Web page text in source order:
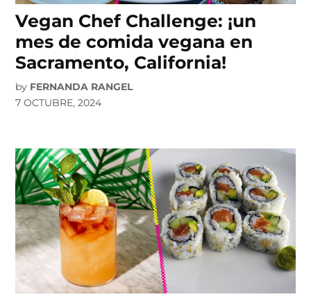
Vegan Chef Challenge: ¡un
mes de comida vegana en
Sacramento, California!
by FERNANDA RANGEL
7 OCTUBRE, 2024